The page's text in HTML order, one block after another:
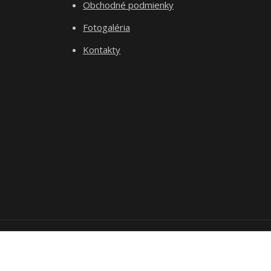
Obchodné podmienky
Fotogaléria
Kontakty